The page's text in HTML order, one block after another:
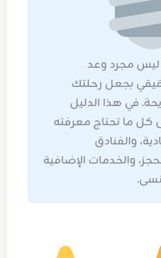
مجرد وعد
بجعل رحلتك
في هذا الدليل
كل ما تحتاج معرفته
والفنادق
والخدمات الإضافية